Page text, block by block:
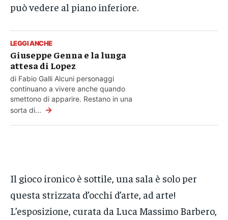
può vedere al piano inferiore.
LEGGI ANCHE
Giuseppe Genna e la lunga
attesa di Lopez
di Fabio Galli Alcuni personaggi
continuano a vivere anche quando
smettono di apparire. Restano in una
sorta di... →
Il gioco ironico è sottile, una sala è solo per
questa strizzata d’occhi d’arte, ad arte!
L’esposizione, curata da Luca Massimo Barbero,